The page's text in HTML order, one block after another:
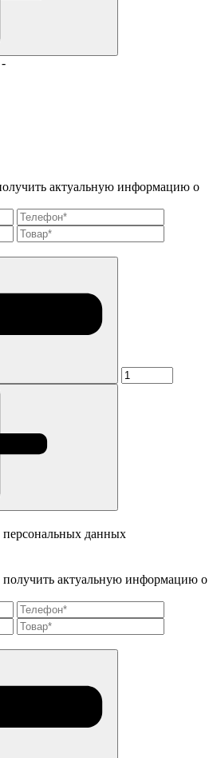
актуальную информацию о
персональных данных
актуальную информацию о